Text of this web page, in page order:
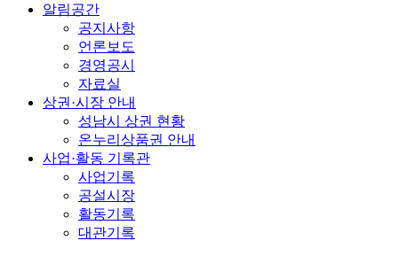
알림공간
공지사항
언론보도
경영공시
자료실
상권·시장 안내
성남시 상권 현황
온누리상품권 안내
사업·활동 기록관
사업기록
공설시장
활동기록
대관기록